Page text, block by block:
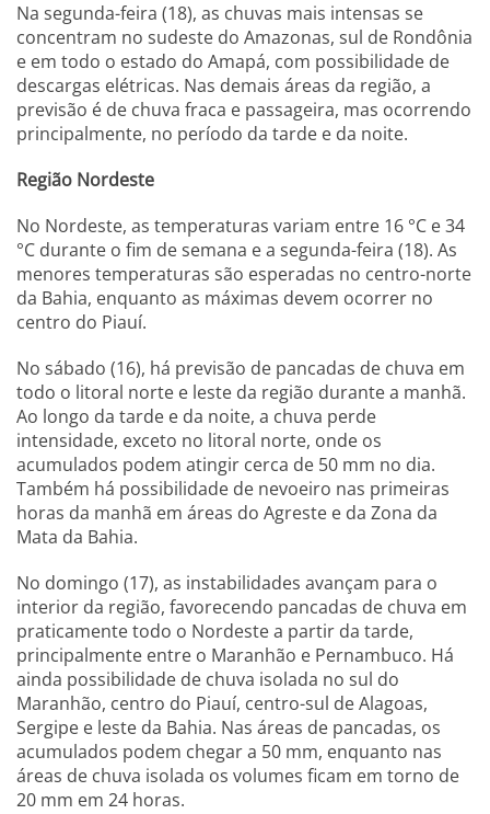
Na segunda-feira (18), as chuvas mais intensas se
concentram no sudeste do Amazonas, sul de Rondônia
e em todo o estado do Amapá, com possibilidade de
descargas elétricas. Nas demais áreas da região, a
previsão é de chuva fraca e passageira, mas ocorrendo
principalmente, no período da tarde e da noite.
Região Nordeste
No Nordeste, as temperaturas variam entre 16 °C e 34
°C durante o fim de semana e a segunda-feira (18). As
menores temperaturas são esperadas no centro-norte
da Bahia, enquanto as máximas devem ocorrer no
centro do Piauí.
No sábado (16), há previsão de pancadas de chuva em
todo o litoral norte e leste da região durante a manhã.
Ao longo da tarde e da noite, a chuva perde
intensidade, exceto no litoral norte, onde os
acumulados podem atingir cerca de 50 mm no dia.
Também há possibilidade de nevoeiro nas primeiras
horas da manhã em áreas do Agreste e da Zona da
Mata da Bahia.
No domingo (17), as instabilidades avançam para o
interior da região, favorecendo pancadas de chuva em
praticamente todo o Nordeste a partir da tarde,
principalmente entre o Maranhão e Pernambuco. Há
ainda possibilidade de chuva isolada no sul do
Maranhão, centro do Piauí, centro-sul de Alagoas,
Sergipe e leste da Bahia. Nas áreas de pancadas, os
acumulados podem chegar a 50 mm, enquanto nas
áreas de chuva isolada os volumes ficam em torno de
20 mm em 24 horas.